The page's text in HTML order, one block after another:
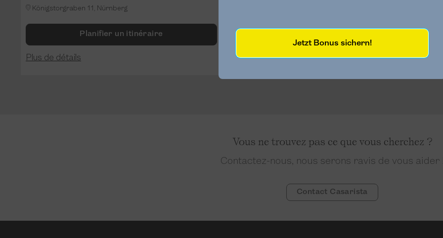
Königstorgraben 11, Nürnberg
Planifier un itinéraire
Plus de détails
Vous ne trouvez pas ce que vous cherchez ?
Contactez-nous, nous serons ravis de vous aider
Contact Casarista
Jetzt Bonus sichern!